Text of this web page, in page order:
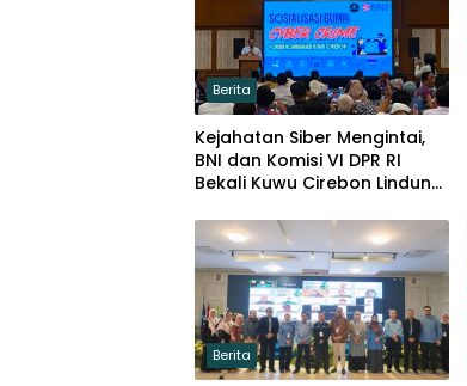
Berita
Kejahatan Siber Mengintai,
BNI dan Komisi VI DPR RI
Bekali Kuwu Cirebon Lindungi
Berita